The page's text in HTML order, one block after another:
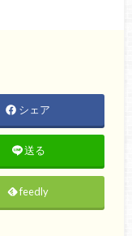
シェア
送る
feedly